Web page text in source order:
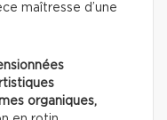
maîtresse d’une
organiques,